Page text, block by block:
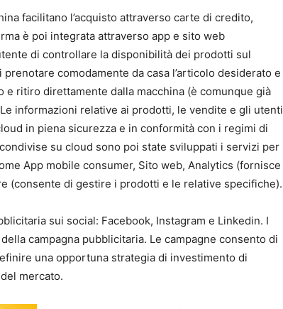
facilitano l’acquisto attraverso carte di credito,
è poi integrata attraverso app e sito web
di controllare la disponibilità dei prodotti sul
comodamente da casa l’articolo desiderato e
e ritiro direttamente dalla macchina (è comunque già
informazioni relative ai prodotti, le vendite e gli utenti
in piena sicurezza e in conformità con i regimi di
su cloud sono poi state sviluppati i servizi per
App mobile consumer, Sito web, Analytics (fornisce
(consente di gestire i prodotti e le relative specifiche).
sui social: Facebook, Instagram e Linkedin. I
campagna pubblicitaria. Le campagne consento di
una opportuna strategia di investimento di
mercato.